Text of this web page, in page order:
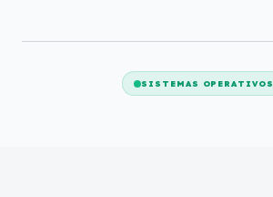
SISTEMAS OPERATIVOS